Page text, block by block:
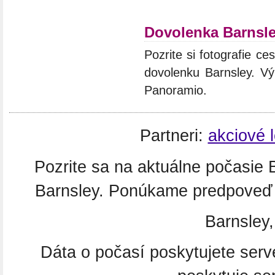
Dovolenka
Pozrite si fotografie
dovolenku Barnsley.
Panoramio.
Partneri: akciové
Pozrite sa na aktuálne počasie
Barnsley. Ponúkame
Dáta o počasí poskytujete